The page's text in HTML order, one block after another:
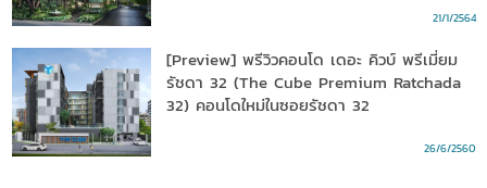
21/1/2564
[Preview] พรีวิวคอนโด เดอะ คิวบ์ พรีเมี่ยม
รัชดา 32 (The Cube Premium Ratchada
32) คอนโดใหม่ในซอยรัชดา 32
26/6/2560